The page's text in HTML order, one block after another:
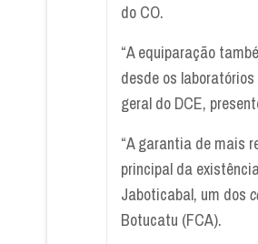
do CO.
“A equiparação
desde os
geral do DCE,
“A garantia de mais
principal da
Jaboticabal, um dos
Botucatu (FCA).